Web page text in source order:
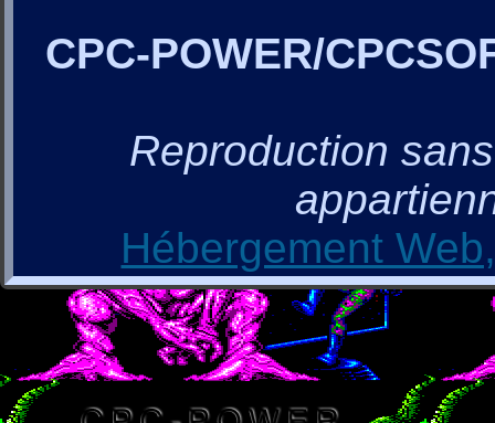
CPC-POWER/
Reproduction
Hébergement